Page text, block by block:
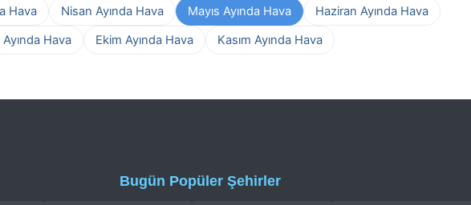
Hava Nisan Ayında Hava Mayıs Ayında Hava
Haziran Ayında Hava
Ayında Hava Ekim Ayında Hava
Kasım Ayında Hava
Bugün Popüler Şehirler